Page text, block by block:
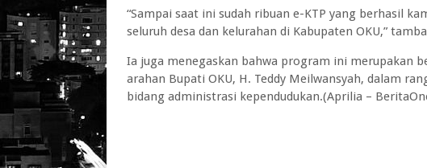
“Sampai saat ini sudah ribuan e-KTP yang berhasil
seluruh desa dan kelurahan di Kabupaten OKU,”
Ia juga menegaskan bahwa program ini merupakan
arahan Bupati OKU, H. Teddy Meilwansyah, dalam
bidang administrasi kependudukan.(Aprilia –